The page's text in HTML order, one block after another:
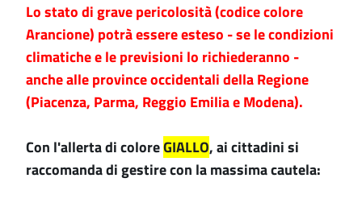
Lo stato di grave pericolosità (codice colore
Arancione) potrà essere esteso - se le condizioni
climatiche e le previsioni lo richiederanno -
anche alle province occidentali della Regione
(Piacenza, Parma, Reggio Emilia e Modena).
Con l'allerta di coloreGIALLO, ai cittadini si
raccomanda di gestire con la massima cautela: